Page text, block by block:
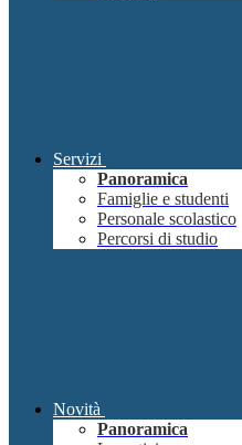
Servizi
Panoramica
Famiglie e studenti
Personale scolastico
Percorsi di studio
Novità
Panoramica